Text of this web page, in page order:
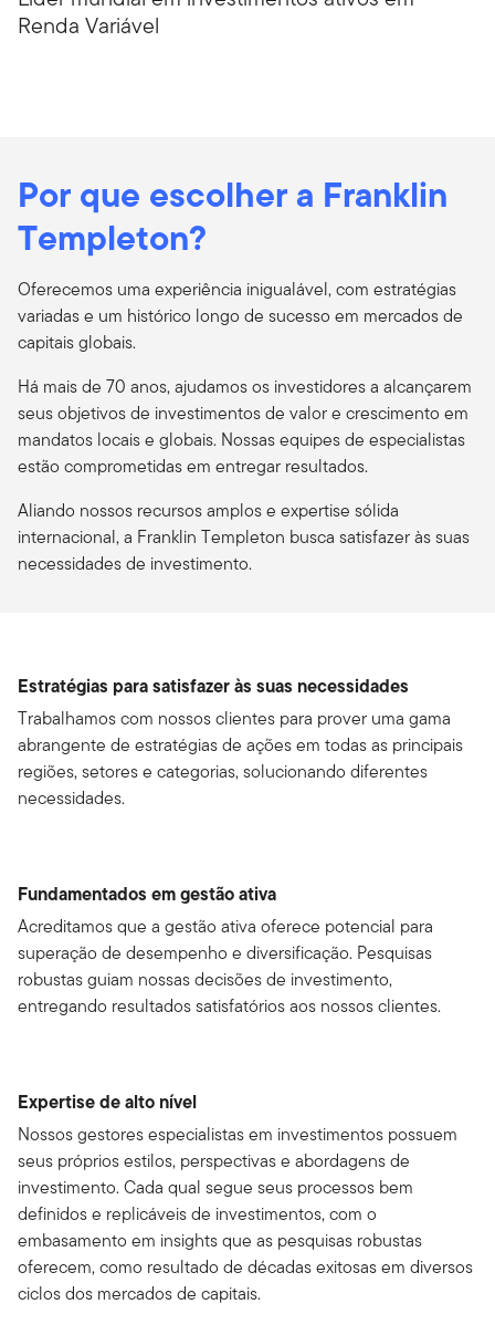
Renda Variável
Por que escolher a Franklin
Templeton?
Oferecemos uma experiência inigualável, com estratégias
variadas e um histórico longo de sucesso em mercados de
capitais globais.
Há mais de 70 anos, ajudamos os investidores a alcançarem
seus objetivos de investimentos de valor e crescimento em
mandatos locais e globais. Nossas equipes de especialistas
estão comprometidas em entregar resultados.
Aliando nossos recursos amplos e expertise sólida
internacional, a Franklin Templeton busca satisfazer às suas
necessidades de investimento.
Estratégias para satisfazer às suas necessidades
Trabalhamos com nossos clientes para prover uma gama
abrangente de estratégias de ações em todas as principais
regiões, setores e categorias, solucionando diferentes
necessidades.
Fundamentados em gestão ativa
Acreditamos que a gestão ativa oferece potencial para
superação de desempenho e diversificação. Pesquisas
robustas guiam nossas decisões de investimento,
entregando resultados satisfatórios aos nossos clientes.
Expertise de alto nível
Nossos gestores especialistas em investimentos possuem
seus próprios estilos, perspectivas e abordagens de
investimento. Cada qual segue seus processos bem
definidos e replicáveis de investimentos, com o
embasamento em insights que as pesquisas robustas
oferecem, como resultado de décadas exitosas em diversos
ciclos dos mercados de capitais.